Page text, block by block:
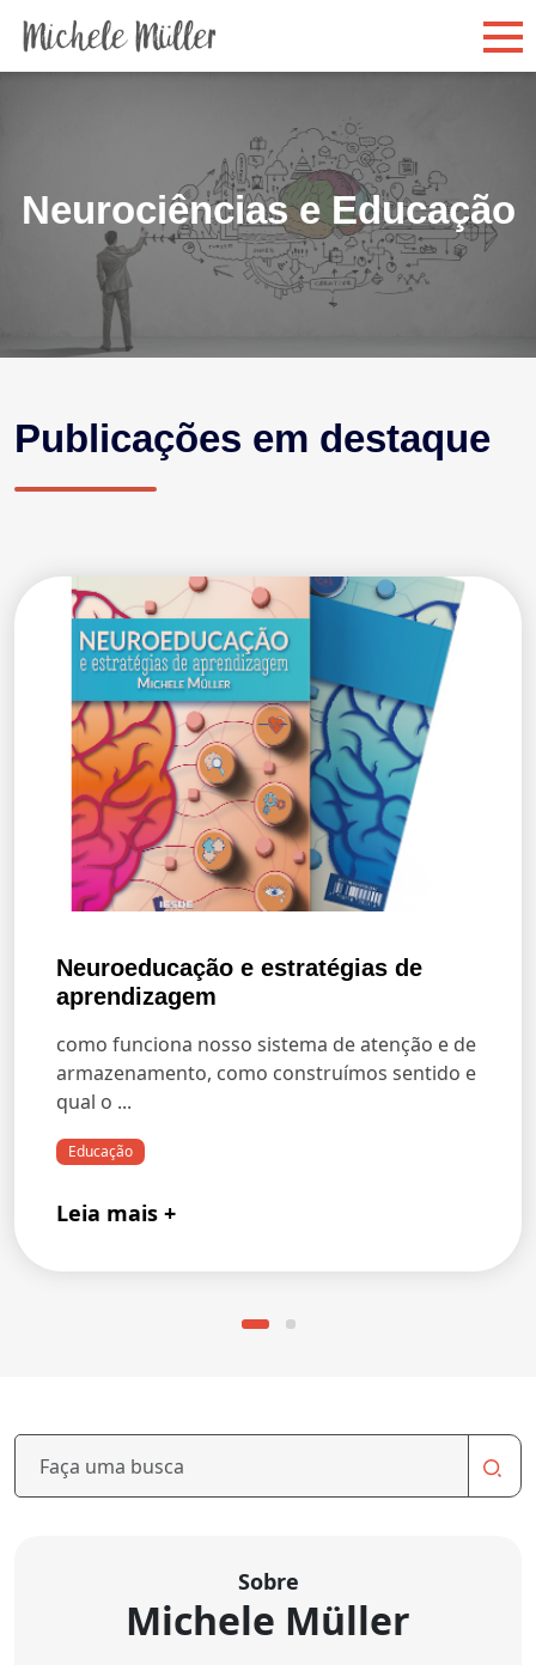
Neurociências e Educação
Publicações em destaque
Neuroeducação e estratégias de
aprendizagem
como funciona nosso sistema de atenção e de
armazenamento, como construímos sentido e
qual o ...
Educação
Leia mais +
Sobre
Michele Müller